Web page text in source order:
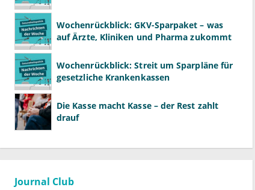
Wochenrückblick: GKV-Sparpaket – was
auf Ärzte, Kliniken und Pharma zukommt
Wochenrückblick: Streit um Sparpläne für
gesetzliche Krankenkassen
Die Kasse macht Kasse – der Rest zahlt
drauf
Journal Club